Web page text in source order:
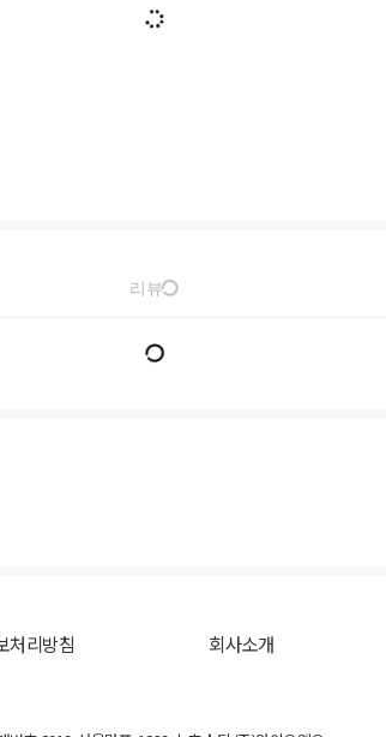
리뷰
처리방침 회사소개